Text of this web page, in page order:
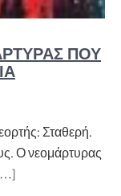
ΠΟΥ
Σταθερή.
Ο νεομάρτυρας